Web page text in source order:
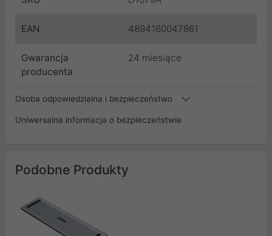
EAN 4894160047861
Gwarancja
producenta
24 miesiące
Osoba odpowiedzialna i bezpieczeństwo
Uniwersalna informacja o bezpieczeństwie
Podobne Produkty